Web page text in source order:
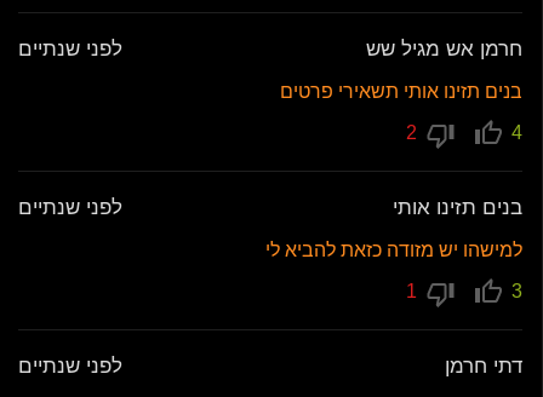
חרמן אש מגיל שש לפני שנתיים
בנים תזינו אותי תשאירי פרטים
4
בנים תזינו אותי לפני שנתיים
למישהו יש מזודה כזאת להביא לי
3
דתי חרמן לפני שנתיים